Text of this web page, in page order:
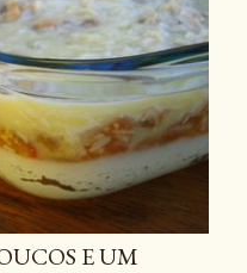
E UM